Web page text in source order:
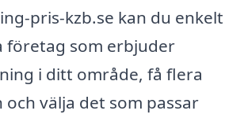
pris-kzb.se kan du enkelt
företag som erbjuder
i ditt område, få flera
välja det som passar